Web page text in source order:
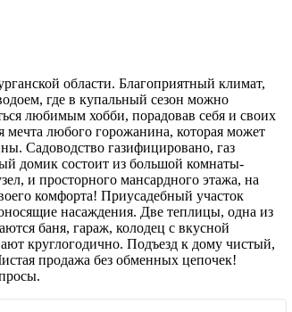
области. Благоприятный климат,
где в купальный сезон можно
любимым хобби, порадовав себя и своих
мечта любого горожанина, которая может
Садоводство газифицировано, газ
домик состоит из большой комнаты-
и просторного мансардного этажа, на
комфорта! Приусадебный участок
насаждения. Две теплицы, одна из
баня, гараж, колодец с вкусной
круглогодично. Подъезд к дому чистый,
продажа без обменных цепочек!